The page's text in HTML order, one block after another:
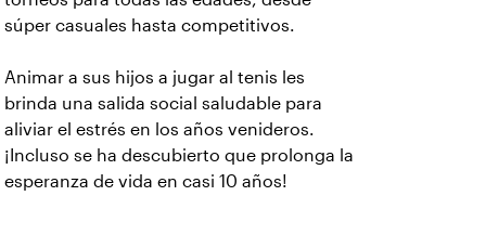
súper casuales hasta competitivos.
Animar a sus hijos a jugar al tenis les
brinda una salida social saludable para
aliviar el estrés en los años venideros.
¡Incluso se ha descubierto que prolonga la
esperanza de vida en casi 10 años!